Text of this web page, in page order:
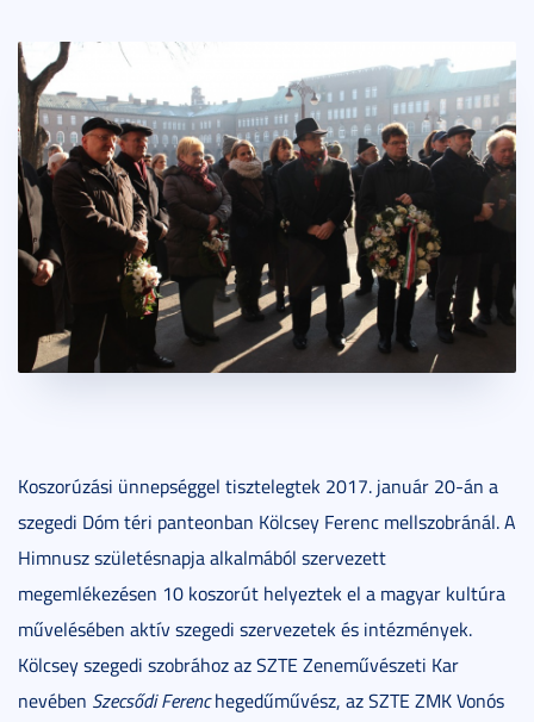
Koszorúzási ünnepséggel tisztelegtek 2017. január 20-án a
szegedi Dóm téri panteonban Kölcsey Ferenc mellszobránál. A
Himnusz születésnapja alkalmából szervezett
megemlékezésen 10 koszorút helyeztek el a magyar kultúra
művelésében aktív szegedi szervezetek és intézmények.
Kölcsey szegedi szobrához az SZTE Zeneművészeti Kar
nevében Szecsődi Ferenchegedűművész, az SZTE ZMK Vonós